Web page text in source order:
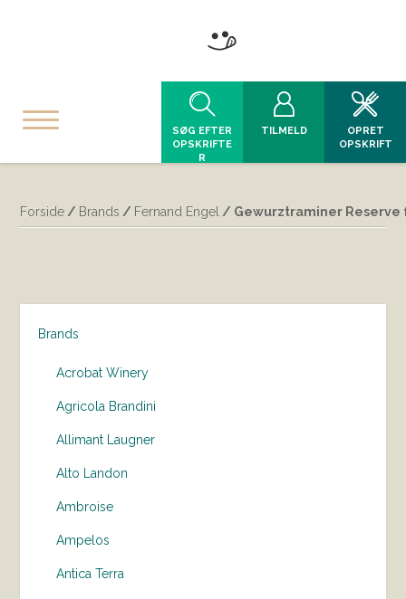
SØG EFTER
OPSKRIFTE
R
TILMELD
OPRET
OPSKRIFT
Forside / Brands / Fernand Engel / Gewurztraminer Reserve
Brands
Acrobat Winery
Agricola Brandini
Allimant Laugner
Alto Landon
Ambroise
Ampelos
Antica Terra